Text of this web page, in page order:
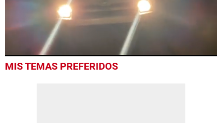
seconds
MIS TEMAS PREFERIDOS